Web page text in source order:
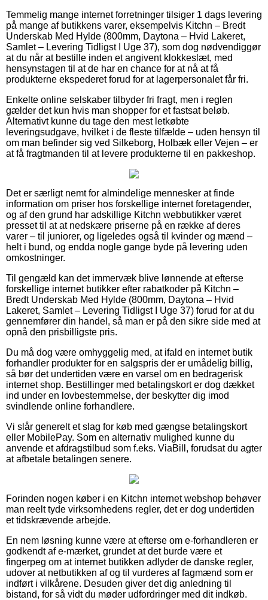
Temmelig mange internet forretninger tilsiger 1 dags levering
på mange af butikkens varer, eksempelvis Kitchn – Bredt
Underskab Med Hylde (800mm, Daytona – Hvid Lakeret,
Samlet – Levering Tidligst I Uge 37), som dog nødvendiggør
at du når at bestille inden et angivent klokkeslæt, med
hensynstagen til at de har en chance for at nå at få
produkterne ekspederet forud for at lagerpersonalet får fri.
Enkelte online selskaber tilbyder fri fragt, men i reglen
gælder det kun hvis man shopper for et fastsat beløb.
Alternativt kunne du tage den mest letkøbte
leveringsudgave, hvilket i de fleste tilfælde – uden hensyn til
om man befinder sig ved Silkeborg, Holbæk eller Vejen – er
at få fragtmanden til at levere produkterne til en pakkeshop.
Det er særligt nemt for almindelige mennesker at finde
information om priser hos forskellige internet foretagender,
og af den grund har adskillige Kitchn webbutikker været
presset til at at nedskære priserne på en række af deres
varer – til juniorer, og ligeledes også til kvinder og mænd –
helt i bund, og endda nogle gange byde på levering uden
omkostninger.
Til gengæld kan det immervæk blive lønnende at efterse
forskellige internet butikker efter rabatkoder på Kitchn –
Bredt Underskab Med Hylde (800mm, Daytona – Hvid
Lakeret, Samlet – Levering Tidligst I Uge 37) forud for at du
gennemfører din handel, så man er på den sikre side med at
opnå den prisbilligste pris.
Du må dog være omhyggelig med, at ifald en internet butik
forhandler produkter for en salgspris der er umådelig billig,
så bør det undertiden være en varsel om en bedragerisk
internet shop. Bestillinger med betalingskort er dog dækket
ind under en lovbestemmelse, der beskytter dig imod
svindlende online forhandlere.
Vi slår generelt et slag for køb med gængse betalingskort
eller MobilePay. Som en alternativ mulighed kunne du
anvende et afdragstilbud som f.eks. ViaBill, forudsat du agter
at afbetale betalingen senere.
Forinden nogen køber i en Kitchn internet webshop behøver
man reelt tyde virksomhedens regler, det er dog undertiden
et tidskrævende arbejde.
En nem løsning kunne være at efterse om e-forhandleren er
godkendt af e-mærket, grundet at det burde være et
fingerpeg om at internet butikken adlyder de danske regler,
udover at netbutikken af og til vurderes af fagmænd som er
indført i vilkårene. Desuden giver det dig anledning til
bistand, for så vidt du møder udfordringer med dit indkøb.